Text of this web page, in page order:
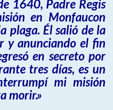
1640, Padre Regis
en Monfaucon
plaga. Él salió de la
y anunciando el fin
en secreto por
tres días, es un
mi misión
morir.»